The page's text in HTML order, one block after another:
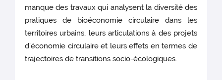
manque des travaux qui analysent la diversité des
pratiques de bioéconomie circulaire dans les
territoires urbains, leurs articulations à des projets
d’économie circulaire et leurs effets en termes de
trajectoires de transitions socio-écologiques.